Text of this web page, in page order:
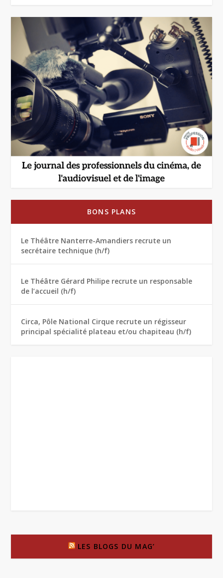
BONS PLANS
Le Théâtre Nanterre-Amandiers recrute un
secrétaire technique (h/f)
Le Théâtre Gérard Philipe recrute un responsable
de l’accueil (h/f)
Circa, Pôle National Cirque recrute un régisseur
principal spécialité plateau et/ou chapiteau (h/f)
LES BLOGS DU MAG’